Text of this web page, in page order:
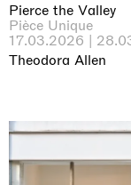
Pierce the Valley
Pièce Unique
17.03.2026 |
Theodora Allen